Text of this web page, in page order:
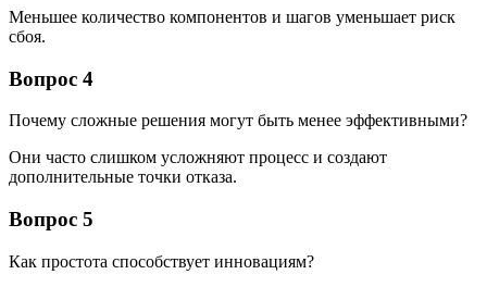
Меньшее количество компонентов и шагов уменьшает риск
сбоя.
Вопрос 4
Почему сложные решения могут быть менее эффективными?
Они часто слишком усложняют процесс и создают
дополнительные точки отказа.
Вопрос 5
Как простота способствует инновациям?